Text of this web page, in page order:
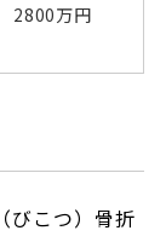
2800万円
びこつ）骨折